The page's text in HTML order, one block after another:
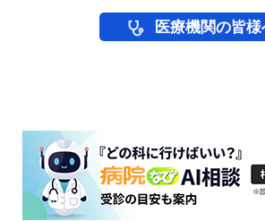
医療機関の皆様